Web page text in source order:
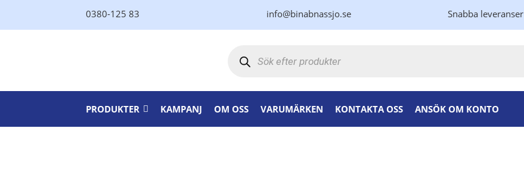
0380-125 83 info@binabnassjo.se Snabba leveranser
PRODUKTER KAMPANJ OM OSS VARUMÄRKEN KONTAKTA OSS ANSÖK OM KONTO